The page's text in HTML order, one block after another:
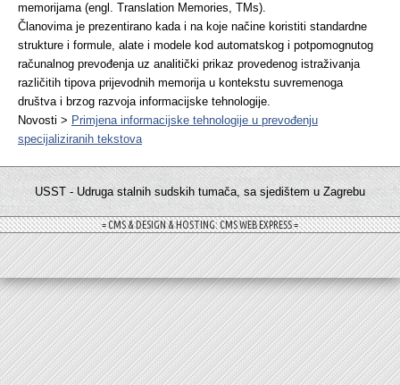
memorijama (engl. Translation Memories, TMs).
Članovima je prezentirano kada i na koje načine koristiti standardne
strukture i formule, alate i modele kod automatskog i potpomognutog
računalnog prevođenja uz analitički prikaz provedenog istraživanja
različitih tipova prijevodnih memorija u kontekstu suvremenoga
društva i brzog razvoja informacijske tehnologije.
Novosti > Primjena informacijske tehnologije u prevođenju
specijaliziranih tekstova
USST - Udruga stalnih sudskih tumača, sa sjedištem u Zagrebu
= CMS & DESIGN & HOSTING: CMS WEB EXPRESS =